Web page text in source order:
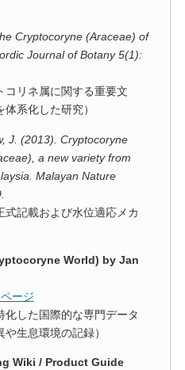
Cryptocoryne (Araceae) of
Journal of Botany 5(1):
コリネ属に関する重要文
系化した研究）
J. (2013). Cryptocoryne
a new variety from
Malayan Nature
式記載および水位適応メカ
World) by Jan
ージ
化した国際的な専門データ
生息環境の記録）
Wiki / Product Guide